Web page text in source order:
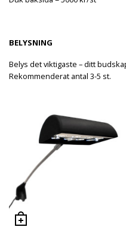
BELYSNING
Belys det viktigaste – ditt
Rekommenderat antal 3-5 st.